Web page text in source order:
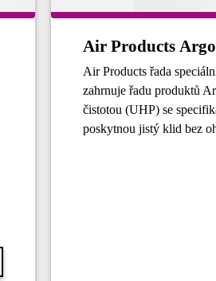
Air Products
Air Products řada
zahrnuje řadu produktů
čistotou (UHP) se
poskytnou jistý klid bez